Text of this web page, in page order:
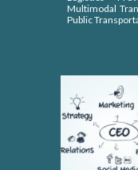
Multimodal
Public